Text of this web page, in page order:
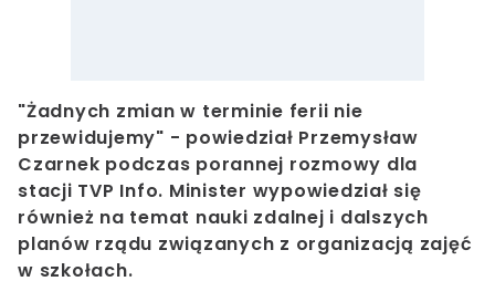
"Żadnych zmian w terminie ferii nie
przewidujemy" - powiedział Przemysław
Czarnek podczas porannej rozmowy dla
stacji TVP Info. Minister wypowiedział się
również na temat nauki zdalnej i dalszych
planów rządu związanych z organizacją zajęć
w szkołach.